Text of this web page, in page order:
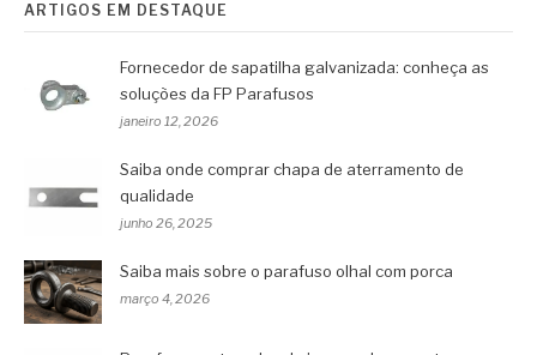
ARTIGOS EM DESTAQUE
Fornecedor de sapatilha galvanizada: conheça as
soluções da FP Parafusos
janeiro 12, 2026
Saiba onde comprar chapa de aterramento de
qualidade
junho 26, 2025
Saiba mais sobre o parafuso olhal com porca
março 4, 2026